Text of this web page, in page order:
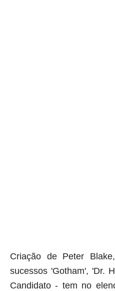
Criação de Peter
sucessos 'Gotham', 'Dr.
Candidato - tem no